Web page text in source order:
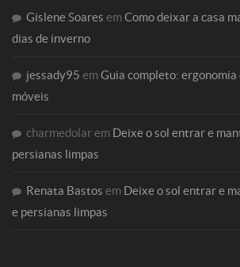
Gislene Soares emComo deixar a casa
dias de inverno
jessady95 emGuia completo:
móveis
charmedolarem Deixe o sol entrar e
persianas limpas
Renata Bastos em Deixe o sol entrar e
e persianas limpas